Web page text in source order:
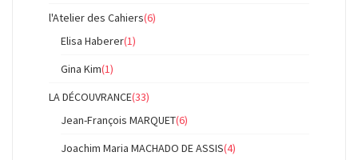
l'Atelier des Cahiers(6)
Elisa Haberer(1)
Gina Kim(1)
LA DÉCOUVRANCE(33)
Jean-François MARQUET(6)
Joachim Maria MACHADO DE ASSIS(4)